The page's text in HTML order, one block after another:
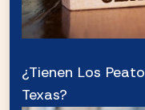
¿Tienen Los
Texas?